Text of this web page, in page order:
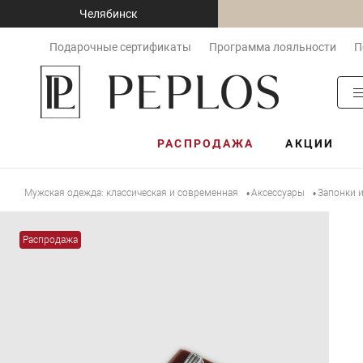
Челябинск
Подарочные сертификаты Программа лояльности
РАСПРОДАЖА АКЦИИ
Мужская одежда: классическая и современная •Аксессуары •Запонки
Распродажа